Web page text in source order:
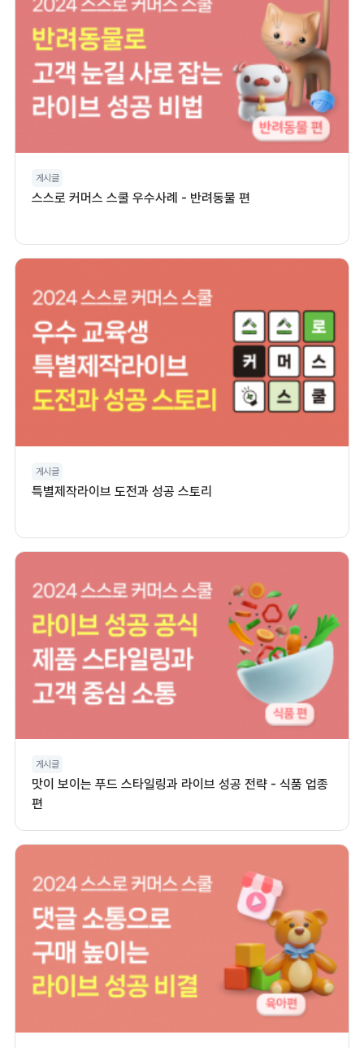
게시글
스스로 커머스 스쿨 우수사례 - 반려동물 편
게시글
특별제작라이브 도전과 성공 스토리
게시글
맛이 보이는 푸드 스타일링과 라이브 성공 전략 - 식품 업종
편